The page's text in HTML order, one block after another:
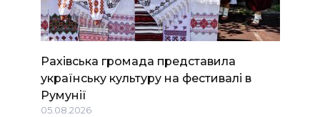
Рахівська громада представила
українську культуру на фестивалі в
Румунії
05.08.2026